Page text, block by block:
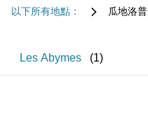
以下所有地點： 瓜地洛普
Les Abymes (1)